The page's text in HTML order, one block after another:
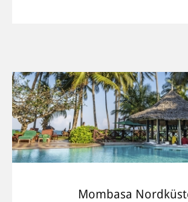
Fährt man von Mombasa Richtung Süden ist
nicht weit bis ins Badeparadies. Der
bietet zahlreich Unterkünfte in allen
preisgünstigen Indian Ocean Beach Resort
Weltklasse-Lodge The Ocean Spa – an dem
von tropischer Vegetation durchzogenenen
findet jeder die geeignete Unterkunft. Dank
Angebots an Wassersport-Aktivitäten (zum
Mombasa